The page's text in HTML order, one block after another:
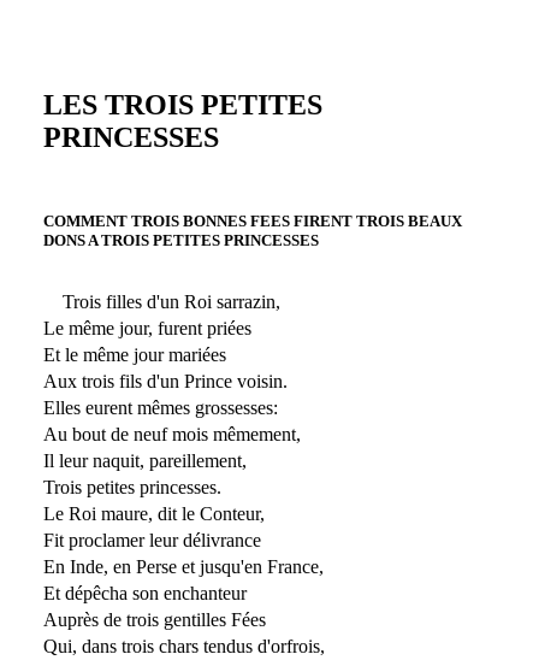
LES TROIS PETITES
PRINCESSES
COMMENT TROIS BONNES FEES FIRENT TROIS BEAUX
DONS A TROIS PETITES PRINCESSES
Trois filles d'un Roi sarrazin,
Le même jour, furent priées
Et le même jour mariées
Aux trois fils d'un Prince voisin.
Elles eurent mêmes grossesses:
Au bout de neuf mois mêmement,
Il leur naquit, pareillement,
Trois petites princesses.
Le Roi maure, dit le Conteur,
Fit proclamer leur délivrance
En Inde, en Perse et jusqu'en France,
Et dépêcha son enchanteur
Auprès de trois gentilles Fées
Qui, dans trois chars tendus d'orfrois,